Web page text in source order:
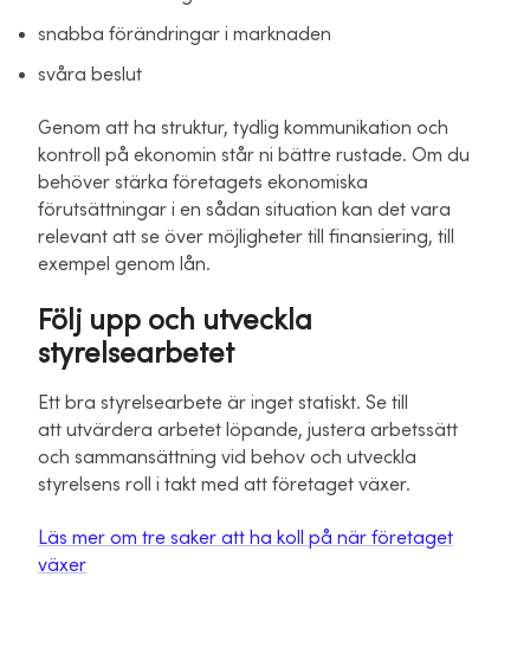
snabba förändringar i marknaden
svåra beslut
Genom att ha struktur, tydlig kommunikation och
kontroll på ekonomin står ni bättre rustade. Om du
behöver stärka företagets ekonomiska
förutsättningar i en sådan situation kan det vara
relevant att se över möjligheter till finansiering, till
exempel genom lån.
Följ upp och utveckla
styrelsearbetet
Ett bra styrelsearbete är inget statiskt. Se till
att utvärdera arbetet löpande, justera arbetssätt
och sammansättning vid behov och utveckla
styrelsens roll i takt med att företaget växer.
Läs mer om tre saker att ha koll på när företaget
växer